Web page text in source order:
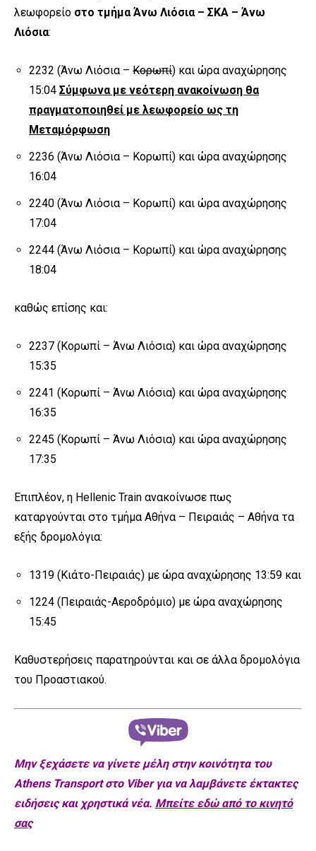
λεωφορείο στο τμήμα Άνω Λιόσια – ΣΚΑ – Άνω
Λιόσια:
2232 (Άνω Λιόσια – Κορωπί) και ώρα αναχώρησης
15:04 Σύμφωνα με νεότερη ανακοίνωση θα
πραγματοποιηθεί με λεωφορείο ως τη
Μεταμόρφωση
2236 (Άνω Λιόσια – Κορωπί) και ώρα αναχώρησης
16:04
2240 (Άνω Λιόσια – Κορωπί) και ώρα αναχώρησης
17:04
2244 (Άνω Λιόσια – Κορωπί) και ώρα αναχώρησης
18:04
καθώς επίσης και:
2237 (Κορωπί – Άνω Λιόσια) και ώρα αναχώρησης
15:35
2241 (Κορωπί – Άνω Λιόσια) και ώρα αναχώρησης
16:35
2245 (Κορωπί – Άνω Λιόσια) και ώρα αναχώρησης
17:35
Επιπλέον, η Hellenic Train ανακοίνωσε πως
καταργούνται στο τμήμα Αθήνα – Πειραιάς – Αθήνα τα
εξής δρομολόγια:
1319 (Κιάτο-Πειραιάς) με ώρα αναχώρησης 13:59 και
1224 (Πειραιάς-Αεροδρόμιο) με ώρα αναχώρησης
15:45
Καθυστερήσεις παρατηρούνται και σε άλλα δρομολόγια
του Προαστιακού.
Μην ξεχάσετε να γίνετε μέλη στην κοινότητα του
Athens Transport στο Viber για να λαμβάνετε έκτακτες
ειδήσεις και χρηστικά νέα. Μπείτε εδώ από το κινητό
σας